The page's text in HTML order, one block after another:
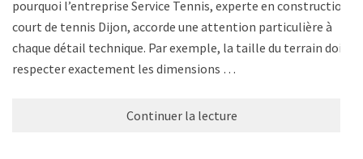
pourquoi l’entreprise Service Tennis, experte en construction
court de tennis Dijon, accorde une attention particulière à
chaque détail technique. Par exemple, la taille du terrain doit
respecter exactement les dimensions …
Continuer la lecture